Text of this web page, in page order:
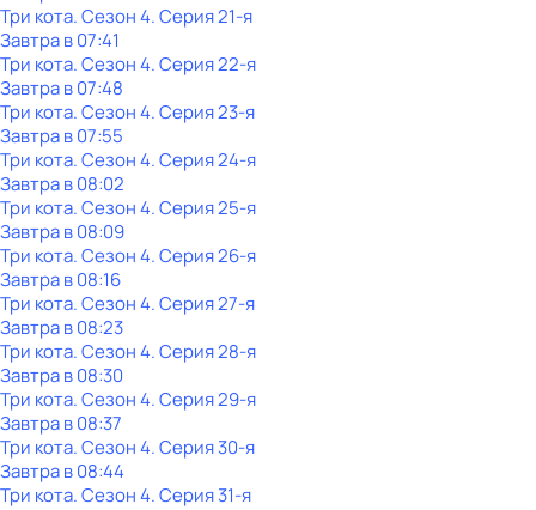
Три кота. Сезон 4. Серия 21-я
Завтра в 07:41
Три кота. Сезон 4. Серия 22-я
Завтра в 07:48
Три кота. Сезон 4. Серия 23-я
Завтра в 07:55
Три кота. Сезон 4. Серия 24-я
Завтра в 08:02
Три кота. Сезон 4. Серия 25-я
Завтра в 08:09
Три кота. Сезон 4. Серия 26-я
Завтра в 08:16
Три кота. Сезон 4. Серия 27-я
Завтра в 08:23
Три кота. Сезон 4. Серия 28-я
Завтра в 08:30
Три кота. Сезон 4. Серия 29-я
Завтра в 08:37
Три кота. Сезон 4. Серия 30-я
Завтра в 08:44
Три кота. Сезон 4. Серия 31-я